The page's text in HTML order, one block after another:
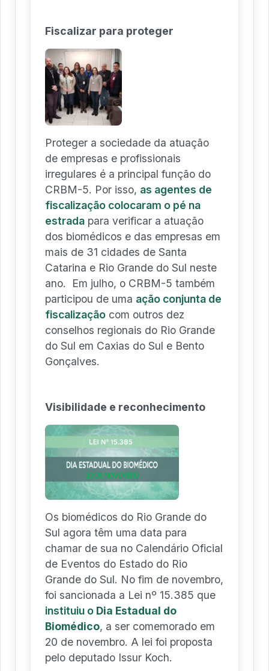
Fiscalizar para proteger
Proteger a sociedade da atuação
de empresas e profissionais
irregulares é a principal função do
CRBM-5. Por isso, as agentes de
fiscalização colocaram o pé na
estrada para verificar a atuação
dos biomédicos e das empresas em
mais de 31 cidades de Santa
Catarina e Rio Grande do Sul neste
ano. Em julho, o CRBM-5 também
participou de uma ação conjunta de
fiscalização com outros dez
conselhos regionais do Rio Grande
do Sul em Caxias do Sul e Bento
Gonçalves.
Visibilidade e reconhecimento
Os biomédicos do Rio Grande do
Sul agora têm uma data para
chamar de sua no Calendário Oficial
de Eventos do Estado do Rio
Grande do Sul. No fim de novembro,
foi sancionada a Lei nº 15.385 que
instituiu o Dia Estadual do
Biomédico, a ser comemorado em
20 de novembro. A lei foi proposta
pelo deputado Issur Koch.